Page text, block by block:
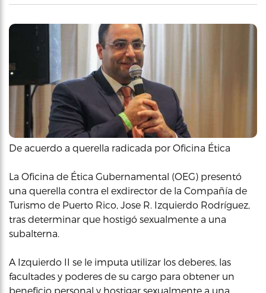
De acuerdo a querella radicada por Oficina Ética
La Oficina de Ética Gubernamental (OEG) presentó
una querella contra el exdirector de la Compañía de
Turismo de Puerto Rico, Jose R. Izquierdo Rodríguez,
tras determinar que hostigó sexualmente a una
subalterna.
A Izquierdo II se le imputa utilizar los deberes, las
facultades y poderes de su cargo para obtener un
beneficio personal y hostigar sexualmente a una